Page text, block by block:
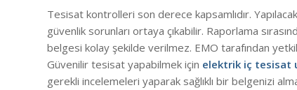
Tesisat kontrolleri son derece kapsamlıdır.
güvenlik sorunları ortaya çıkabilir. Raporlama
belgesi kolay şekilde verilmez. EMO tarafından
Güvenilir tesisat yapabilmek için elektrik iç tesisat
gerekli incelemeleri yaparak sağlıklı bir belgenizi